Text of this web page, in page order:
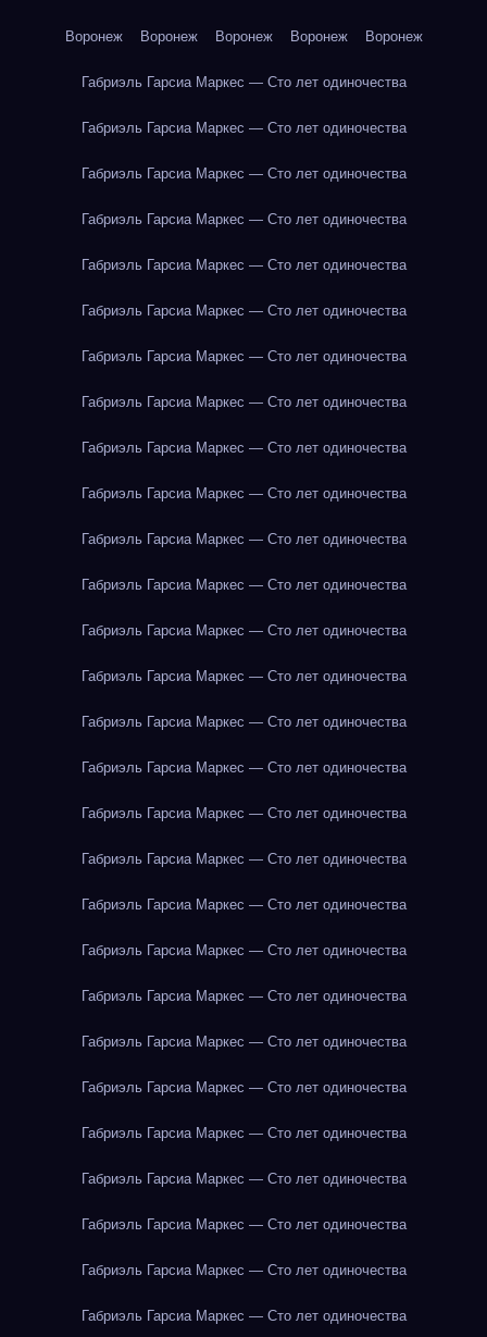
Воронеж Воронеж Воронеж Воронеж Воронеж
Габриэль Гарсиа Маркес — Сто лет одиночества
Габриэль Гарсиа Маркес — Сто лет одиночества
Габриэль Гарсиа Маркес — Сто лет одиночества
Габриэль Гарсиа Маркес — Сто лет одиночества
Габриэль Гарсиа Маркес — Сто лет одиночества
Габриэль Гарсиа Маркес — Сто лет одиночества
Габриэль Гарсиа Маркес — Сто лет одиночества
Габриэль Гарсиа Маркес — Сто лет одиночества
Габриэль Гарсиа Маркес — Сто лет одиночества
Габриэль Гарсиа Маркес — Сто лет одиночества
Габриэль Гарсиа Маркес — Сто лет одиночества
Габриэль Гарсиа Маркес — Сто лет одиночества
Габриэль Гарсиа Маркес — Сто лет одиночества
Габриэль Гарсиа Маркес — Сто лет одиночества
Габриэль Гарсиа Маркес — Сто лет одиночества
Габриэль Гарсиа Маркес — Сто лет одиночества
Габриэль Гарсиа Маркес — Сто лет одиночества
Габриэль Гарсиа Маркес — Сто лет одиночества
Габриэль Гарсиа Маркес — Сто лет одиночества
Габриэль Гарсиа Маркес — Сто лет одиночества
Габриэль Гарсиа Маркес — Сто лет одиночества
Габриэль Гарсиа Маркес — Сто лет одиночества
Габриэль Гарсиа Маркес — Сто лет одиночества
Габриэль Гарсиа Маркес — Сто лет одиночества
Габриэль Гарсиа Маркес — Сто лет одиночества
Габриэль Гарсиа Маркес — Сто лет одиночества
Габриэль Гарсиа Маркес — Сто лет одиночества
Габриэль Гарсиа Маркес — Сто лет одиночества